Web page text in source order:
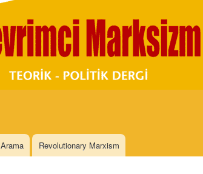
Arama Revolutionary Marxism